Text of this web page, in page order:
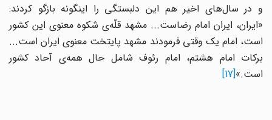
و در سال‌های اخیر هم این دلبستگی را اینگونه بازگو کردند:
«ایران، ایران امام رضاست... مشهد قلّه‌ی شکوه معنوی این کشور
است، امام یک وقتی فرمودند مشهد پایتخت معنوی ایران است...
برکات امام هشتم، امام رئوف شامل حال همه‌ی آحاد کشور
است.»[17]